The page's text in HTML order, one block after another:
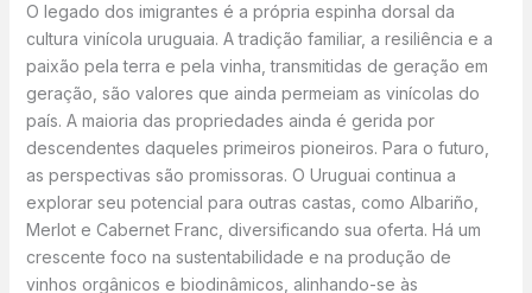
O legado dos imigrantes é a própria espinha dorsal da
cultura vinícola uruguaia. A tradição familiar, a resiliência e a
paixão pela terra e pela vinha, transmitidas de geração em
geração, são valores que ainda permeiam as vinícolas do
país. A maioria das propriedades ainda é gerida por
descendentes daqueles primeiros pioneiros. Para o futuro,
as perspectivas são promissoras. O Uruguai continua a
explorar seu potencial para outras castas, como Albariño,
Merlot e Cabernet Franc, diversificando sua oferta. Há um
crescente foco na sustentabilidade e na produção de
vinhos orgânicos e biodinâmicos, alinhando-se às